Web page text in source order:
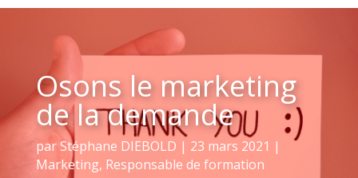
Osons le marketing
de la demande
parStéphane DIEBOLD | 23 mars 2021 |
Marketing, Responsable de formation